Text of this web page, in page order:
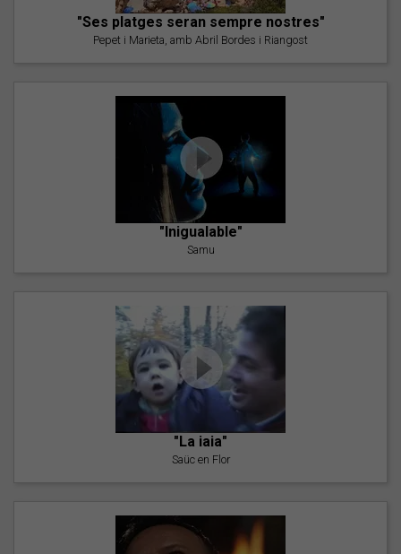
"Ses platges seran sempre nostres"
Pepet i Marieta, amb Abril Bordes i Riangost
"Inigualable"
Samu
"La iaia"
Saüc en Flor